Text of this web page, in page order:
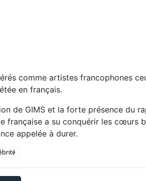
comme artistes francophones
en français.
de GIMS et la forte présence du
française a su conquérir les cœurs
appelée à durer.